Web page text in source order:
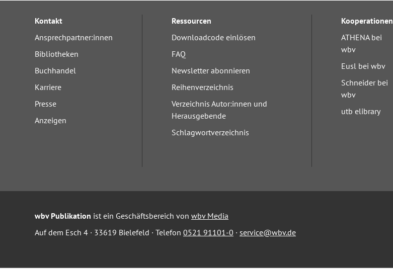
Kontakt
Ansprechpartner:innen
Bibliotheken
Buchhandel
Karriere
Presse
Anzeigen
Ressourcen
Downloadcode einlösen
FAQ
Newsletter abonnieren
Reihenverzeichnis
Verzeichnis Autor:innen und
Herausgebende
Schlagwortverzeichnis
Kooperationen
ATHENA bei
wbv
Eusl bei wbv
Schneider bei
wbv
utb elibrary
wbv Publikation ist ein Geschäftsbereich von wbv Media
Auf dem Esch 4 · 33619 Bielefeld · Telefon 0521 91101-0 · service@wbv.de